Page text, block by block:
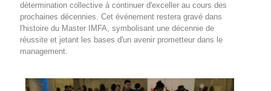
détermination collective à continuer d'exceller au cours des
prochaines décennies. Cet événement restera gravé dans
l'histoire du Master IMFA, symbolisant une décennie de
réussite et jetant les bases d'un avenir prometteur dans le
management.